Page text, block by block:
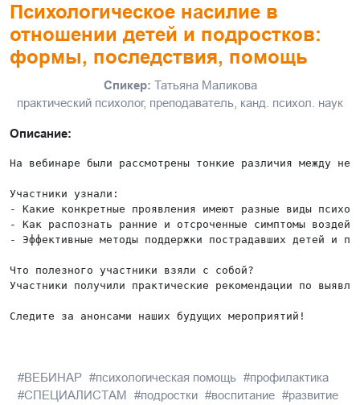
Психологическое насилие в
отношении детей и подростков:
формы, последствия, помощь
Спикер: Татьяна Маликова
практический психолог, преподаватель, канд. психол. наук
Описание:
На вебинаре были рассмотрены тонкие различия между
Участники узнали:
- Какие конкретные проявления имеют разные виды
- Как распознать ранние и отсроченные симптомы
- Эффективные методы поддержки пострадавших детей и
Что полезного участники взяли с собой?
Участники получили практические рекомендации по
ВЕБИНАР психологическая помощь
профилактика
СПЕЦИАЛИСТАМ
подростки воспитание развитие